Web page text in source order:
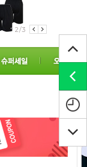
2/3